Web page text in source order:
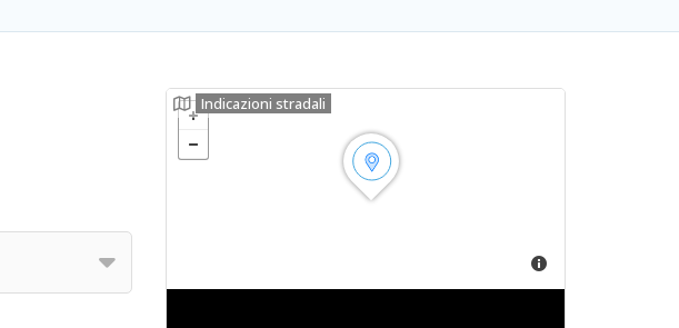
Indicazioni stradali